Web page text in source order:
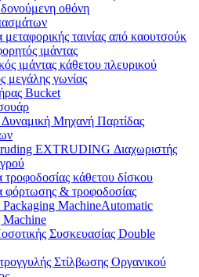
οθόνη
ταινίας από καουτσούκ
ιμάντας
ιμάντας κάθετου πλευρικού
μεγάλης γωνίας
Bucket
Μηχανή Παρτίδας
EXTRUDING Διαχωριστής
κάθετου δίσκου
& τροφοδοσίας
MachineAutomatic
Machine
Συσκευασίας Double
Στίλβωσης Οργανικού